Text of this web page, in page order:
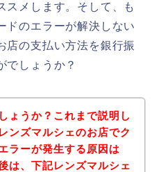
スメします。そして、も
ドのエラーが解決しない
店の支払い方法を銀行振
でしょうか？
ょうか？これまで説明し
ンズマルシェのお店でク
ラーが発生する原因は
は、下記レンズマルシェ